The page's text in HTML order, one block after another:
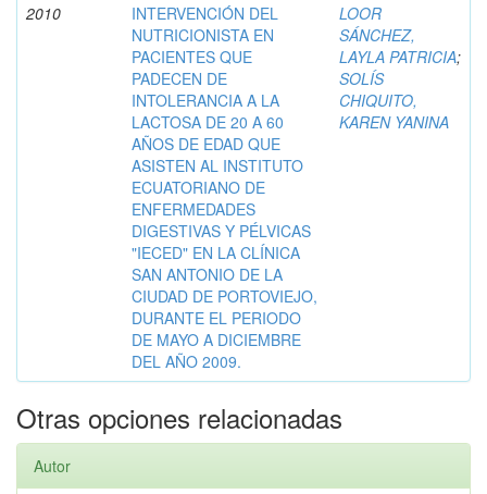
2010
INTERVENCIÓN DEL
NUTRICIONISTA EN
PACIENTES QUE
PADECEN DE
INTOLERANCIA A LA
LACTOSA DE 20 A 60
AÑOS DE EDAD QUE
ASISTEN AL INSTITUTO
ECUATORIANO DE
ENFERMEDADES
DIGESTIVAS Y PÉLVICAS
"IECED" EN LA CLÍNICA
SAN ANTONIO DE LA
CIUDAD DE PORTOVIEJO,
DURANTE EL PERIODO
DE MAYO A DICIEMBRE
DEL AÑO 2009.
LOOR
SÁNCHEZ,
LAYLA PATRICIA;
SOLÍS
CHIQUITO,
KAREN YANINA
Otras opciones relacionadas
Autor